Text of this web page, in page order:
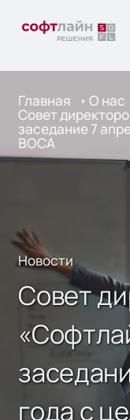
Главная О нас
Совет
заседание 7
ВОСА
Новости
Совет
года с